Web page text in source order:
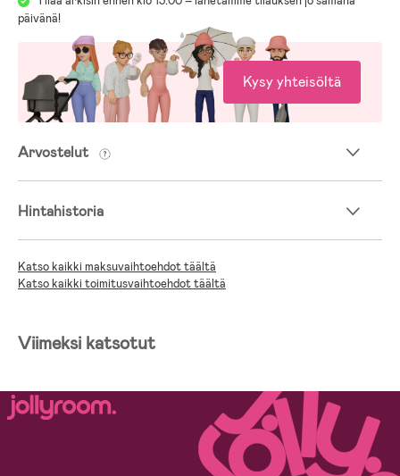
päivänä!
Kysy yhteisöltä
Arvostelut
Hintahistoria
Katso kaikki maksuvaihtoehdot täältä
Katso kaikki toimitusvaihtoehdot täältä
Viimeksi katsotut